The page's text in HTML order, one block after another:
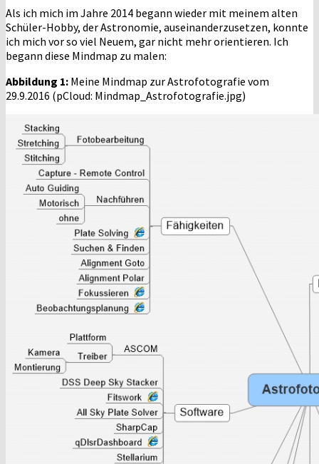
Als ich mich im Jahre 2014 begann wieder mit meinem alten
Schüler-Hobby, der Astronomie, auseinanderzusetzen, konnte
ich mich vor so viel Neuem, gar nicht mehr orientieren. Ich
begann diese Mindmap zu malen:
Abbildung 1: Meine Mindmap zur Astrofotografie vom
29.9.2016 (pCloud: Mindmap_Astrofotografie.jpg)